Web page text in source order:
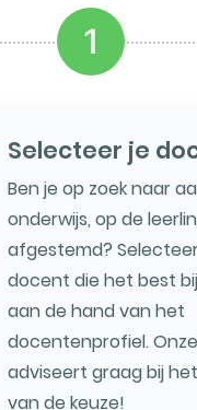
1
Selecteer je
Ben je op zoek naar
onderwijs, op de
afgestemd?
docent die het best
aan de hand van het
docentenprofiel.
adviseert graag bij
van de keuze!